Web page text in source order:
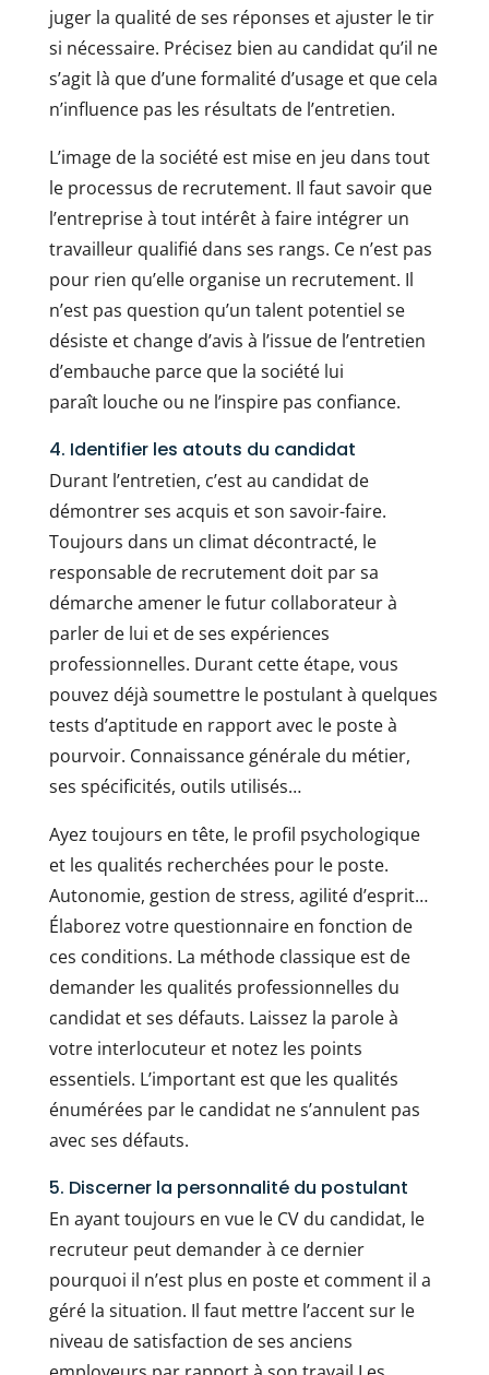
juger la qualité de ses réponses et ajuster le tir
si nécessaire. Précisez bien au candidat qu’il ne
s’agit là que d’une formalité d’usage et que cela
n’influence pas les résultats de l’entretien.
L’image de la société est mise en jeu dans tout
le processus de recrutement. Il faut savoir que
l’entreprise à tout intérêt à faire intégrer un
travailleur qualifié dans ses rangs. Ce n’est pas
pour rien qu’elle organise un recrutement. Il
n’est pas question qu’un talent potentiel se
désiste et change d’avis à l’issue de l’entretien
d’embauche parce que la société lui
paraît louche ou ne l’inspire pas confiance.
4. Identifier les atouts du candidat
Durant l’entretien, c’est au candidat de
démontrer ses acquis et son savoir-faire.
Toujours dans un climat décontracté, le
responsable de recrutement doit par sa
démarche amener le futur collaborateur à
parler de lui et de ses expériences
professionnelles. Durant cette étape, vous
pouvez déjà soumettre le postulant à quelques
tests d’aptitude en rapport avec le poste à
pourvoir. Connaissance générale du métier,
ses spécificités, outils utilisés…
Ayez toujours en tête, le profil psychologique
et les qualités recherchées pour le poste.
Autonomie, gestion de stress, agilité d’esprit…
Élaborez votre questionnaire en fonction de
ces conditions. La méthode classique est de
demander les qualités professionnelles du
candidat et ses défauts. Laissez la parole à
votre interlocuteur et notez les points
essentiels. L’important est que les qualités
énumérées par le candidat ne s’annulent pas
avec ses défauts.
5. Discerner la personnalité du postulant
En ayant toujours en vue le CV du candidat, le
recruteur peut demander à ce dernier
pourquoi il n’est plus en poste et comment il a
géré la situation. Il faut mettre l’accent sur le
niveau de satisfaction de ses anciens